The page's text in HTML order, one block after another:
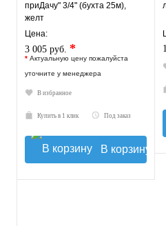
приДачу" 3/4" (бухта 25м),
желт
Цена:
3 005 руб. *
* Актуальную цену пожалуйста
уточните у менеджера
В избранное
Купить в 1 клик Под заказ
В корзину